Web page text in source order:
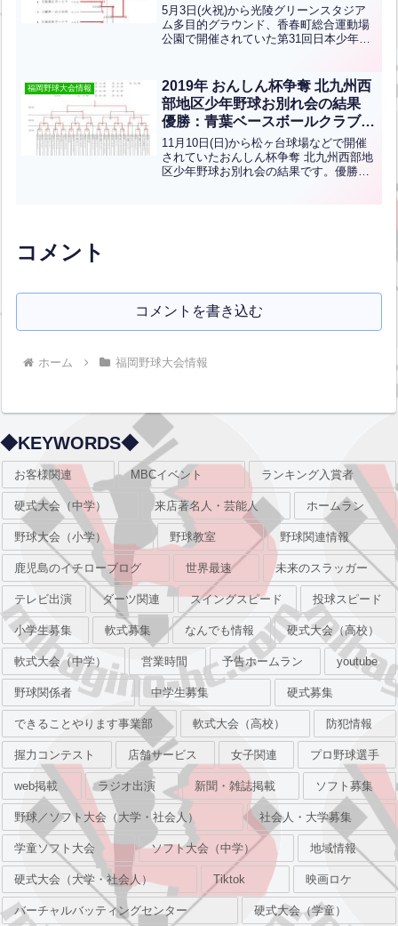
5月3日(火祝)から光陵グリーンスタジア
ム多目的グラウンド、香春町総合運動場
公園で開催されていた第31回日本少年野
ーイズです。おめでとうございます！北
九州から上津役ボー...全文はクリック
福岡野球大会情報
2019年 おんしん杯争奪 北九州西
部地区少年野球お別れ会の結果
優勝：青葉ベースボールクラブ
(学童軟式)
11月10日(日)から松ヶ台球場などで開催
されていたおんしん杯争奪 北九州西部地
区少年野球お別れ会の結果です。優勝は
コメント
コメントを書き込む
ホーム 福岡野球大会情報
◆KEYWORDS◆
お客様関連 MBCイベント ランキング入賞者
硬式大会（中学） 来店著名人・芸能人 ホームラン
野球大会（小学） 野球教室 野球関連情報
鹿児島のイチローブログ 世界最速 未来のスラッガー
テレビ出演 ダーツ関連 スイングスピード 投球スピード
小学生募集 軟式募集 なんでも情報 硬式大会（高校）
軟式大会（中学） 営業時間 予告ホームラン youtube
野球関係者 中学生募集 硬式募集
できることやります事業部 軟式大会（高校） 防犯情報
握力コンテスト 店舗サービス 女子関連 プロ野球選手
web掲載 ラジオ出演 新聞・雑誌掲載 ソフト募集
野球／ソフト大会（大学・社会人） 社会人・大学募集
学童ソフト大会 ソフト大会（中学） 地域情報
硬式大会（大学・社会人） Tiktok 映画ロケ
バーチャルバッティングセンター 硬式大会（学童）